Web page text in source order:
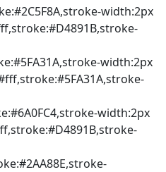
width:2px
width:2px
width:2px